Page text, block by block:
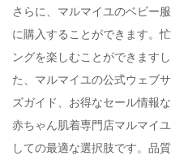
さらに、マルマイユのベビー
に購入することができます。
ングを楽しむことができます
た、マルマイユの公式ウェブ
ズガイド、お得なセール情報
赤ちゃん肌着専門店マルマイ
しての最適な選択肢です。品